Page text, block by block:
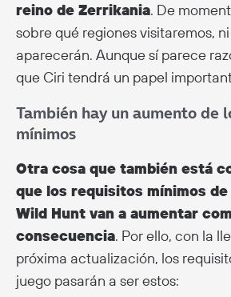
reino de Zerrikania. De
sobre qué regiones visitaremos,
aparecerán. Aunque sí parece
que Ciri tendrá un papel
También hay un aumento de
mínimos
Otra cosa que también está
que los requisitos mínimos
Wild Hunt van a aumentar
consecuencia. Por ello, con la
próxima actualización, los
juego pasarán a ser estos: